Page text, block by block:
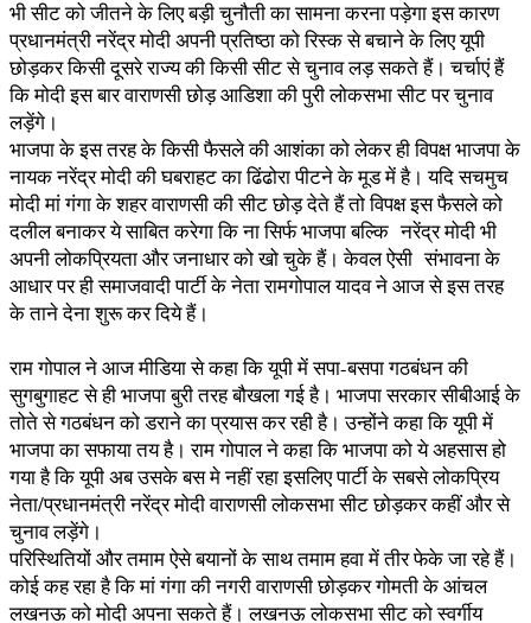
भी सीट को जीतने के लिए बड़ी चुनौती का सामना करना पड़ेगा इस कारण
प्रधानमंत्री नरेंद्र मोदी अपनी प्रतिष्ठा को रिस्क से बचाने के लिए यूपी
छोड़कर किसी दूसरे राज्य की किसी सीट से चुनाव लड़ सकते हैं। चर्चाएं हैं
कि मोदी इस बार वाराणसी छोड़ आडिशा की पुरी लोकसभा सीट पर चुनाव
लड़ेंगे।
भाजपा के इस तरह के किसी फैसले की आशंका को लेकर ही विपक्ष भाजपा के
नायक नरेंद्र मोदी की घबराहट का ढिंढोरा पीटने के मूड में है। यदि सचमुच
मोदी मां गंगा के शहर वाराणसी की सीट छोड़ देते हैं तो विपक्ष इस फैसले को
दलील बनाकर ये साबित करेगा कि ना सिर्फ भाजपा बल्कि नरेंद्र मोदी भी
अपनी लोकप्रियता और जनाधार को खो चुके हैं। केवल ऐसी संभावना के
आधार पर ही समाजवादी पार्टी के नेता रामगोपाल यादव ने आज से इस तरह
के ताने देना शुरू कर दिये हैं।
राम गोपाल ने आज मीडिया से कहा कि यूपी में सपा-बसपा गठबंधन की
सुगबुगाहट से ही भाजपा बुरी तरह बौखला गई है। भाजपा सरकार सीबीआई के
तोते से गठबंधन को डराने का प्रयास कर रही है। उन्होंने कहा कि यूपी में
भाजपा का सफाया तय है। राम गोपाल ने कहा कि भाजपा को ये अहसास हो
गया है कि यूपी अब उसके बस मे नहीं रहा इसलिए पार्टी के सबसे लोकप्रिय
नेता/प्रधानमंत्री नरेंद्र मोदी वाराणसी लोकसभा सीट छोड़कर कहीं और से
चुनाव लड़ेंगे।
परिस्थितियों और तमाम ऐसे बयानों के साथ तमाम हवा में तीर फेके जा रहे हैं।
कोई कह रहा है कि मां गंगा की नगरी वाराणसी छोड़कर गोमती के आंचल
लखनऊ को मोदी अपना सकते हैं। लखनऊ लोकसभा सीट को स्वर्गीय